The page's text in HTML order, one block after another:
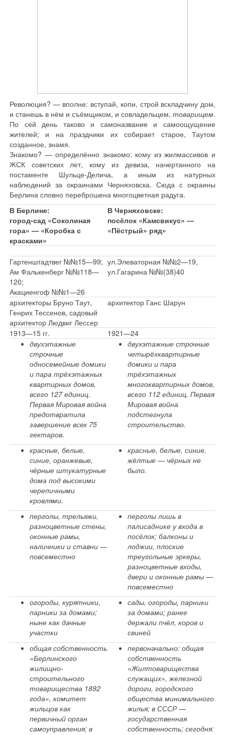
Революция? — вполне: вступай, копи, строй вскладчину дом,
и станешь в нём и съёмщиком, и совладельцем, товарищем.
По сей день таково и самоназвание и самоощущение
жителей; и на праздники их собирает старое, Таутом
созданное, знамя.
Знакомо? — определённо знакомо: кому из жилмассивов и
ЖСК советских лет, кому из девиза, начертанного на
постаменте Шульце-Делича, а иным из натурных
наблюдений за окраинами Черняховска. Сюда с окраины
Берлина словно переброшена многоцветная радуга.
В Берлине:
город-сад «Соколиная
гора» — «Коробка с
красками»
В Черняховске:
посёлок «Камсвикус» —
«Пёстрый» ряд»
Гартенштадтвег №№15—99;
Ам Фалькенберг №№118—
120;
Акациенгоф №№1—26
ул.Элеваторная №№2—19,
ул.Гагарина №№(38)40
архитекторы Бруно Таут,
Генрих Тессенов, садовый
архитектор Людвиг Лессер
архитектор Ганс Шарун
1913—15 гг.
1921—24
двухэтажные
строчные
односемейные домики
и пара трёхэтажных
квартирных домов,
всего 127 единиц.
Первая Мировая война
предотвратила
завершение всех 75
гектаров.
двухэтажные строчные
четырёхквартирные
домики и пара
трёхэтажных
многоквартирных домов,
всего 112 единиц. Первая
Мировая война
подстегнула
строительство.
красные, белые,
синие, оранжевые,
чёрные штукатурные
дома под высокими
черепичными
кровлями.
красные, белые, синие,
жёлтые — чёрных не
было.
перголы, трельяжи,
разноцветные стены,
оконные рамы,
наличники и ставни —
повсеместно
перголы лишь в
палисаднике у входа в
посёлок; балконы и
лоджии, плоские
треугольные эркеры,
разноцветные входы,
двери и оконные рамы —
повсеместно
огороды, курятники,
парники за домами;
ныне как дачные
участки
сады, огороды, парники
за домами; ранее
держали пчёл, коров и
свиней
общая собственность
«Берлинского
жилищно-
строительного
товарищества 1892
года», комитет
жильцов как
первичный орган
самоуправления; в
первоначально: общая
собственность
«Жилтоварищества
служащих», железной
дороги, городского
общества минимального
жилья; в СССР —
государственная
собственность; сегодня: